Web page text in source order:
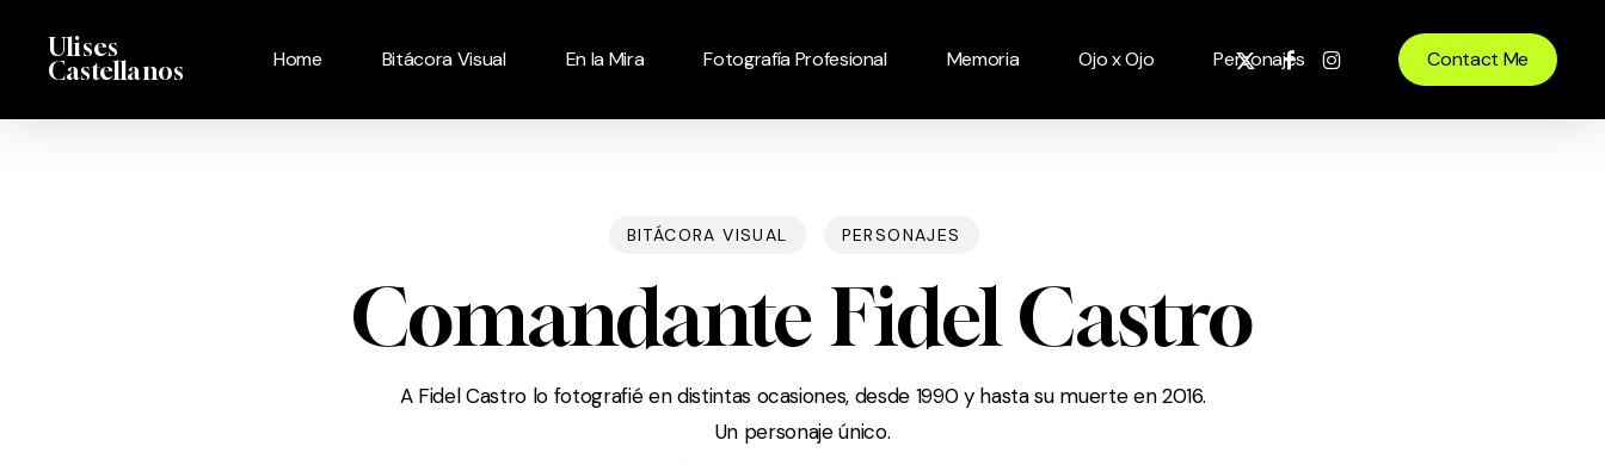
content
Ulises
Castellanos
Home Bitácora Visual En la Mira Fotografía Profesional Memoria Ojo x Ojo Personajes
x-
facebookinstagram Contact Me
BITÁCORA VISUAL PERSONAJES
Comandante Fidel Castro
A Fidel Castro lo fotografié en distintas ocasiones, desde 1990 y hasta su muerte en 2016.
Un personaje único.